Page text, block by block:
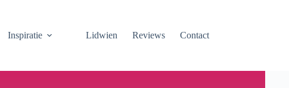
Inspiratie Lidwien Reviews Contact